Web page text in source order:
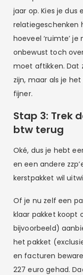
jaar op. Kies je dus
relatiegeschenken
hoeveel ‘ruimte’
onbewust toch
moet aftikken. Dat
zijn, maar als je
fijner.
Stap 3: Trek
btw terug
Oké, dus je hebt
en een andere
kerstpakket wil
Of je nu zelf een
klaar pakket koopt
bijvoorbeeld)
het pakket
en facturen
227 euro gehad.